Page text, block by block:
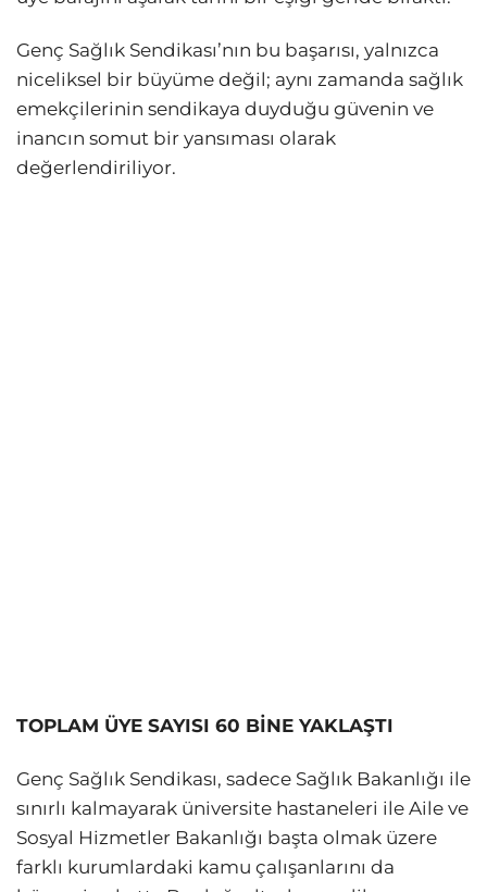
Genç Sağlık Sendikası’nın bu başarısı, yalnızca
niceliksel bir büyüme değil; aynı zamanda sağlık
emekçilerinin sendikaya duyduğu güvenin ve
inancın somut bir yansıması olarak
değerlendiriliyor.
TOPLAM ÜYE SAYISI 60 BİNE YAKLAŞTI
Genç Sağlık Sendikası, sadece Sağlık Bakanlığı ile
sınırlı kalmayarak üniversite hastaneleri ile Aile ve
Sosyal Hizmetler Bakanlığı başta olmak üzere
farklı kurumlardaki kamu çalışanlarını da